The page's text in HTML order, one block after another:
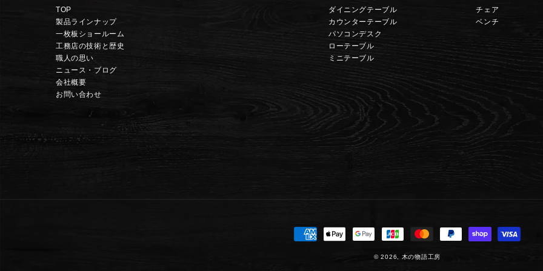
TOP
製品ラインナップ
一枚板ショールーム
工務店の技術と歴史
職人の思い
ニュース・ブログ
会社概要
お問い合わせ
ダイニングテーブル
カウンターテーブル
パソコンデスク
ローテーブル
ミニテーブル
チェア
ベンチ
© 2026, 木の物語工房